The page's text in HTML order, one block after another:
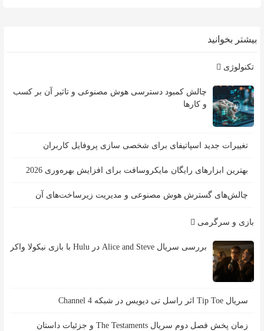
بیشتر بخوانید
تکنولوژی
چالش کمبود دسترسی هوش مصنوعی و تاثیر آن بر کسب
و کارها
تغییرات جدید اسپاتیفای برای شخصی سازی پروفایل کاربران
بهترین ابزارهای رایگان مایکروسافت برای افزایش بهره‌وری 2026
چالش‌های گسترش هوش مصنوعی و مدیریت زیرساخت‌های آن
بازی و سرگرمی
بررسی سریال Alice and Steve در Hulu با بازی نیکولا واکر
سریال Tip Toe اثر راسل تی دیویس در شبکه Channel 4
زمان پخش فصل دوم سریال The Testaments و جزئیات داستان